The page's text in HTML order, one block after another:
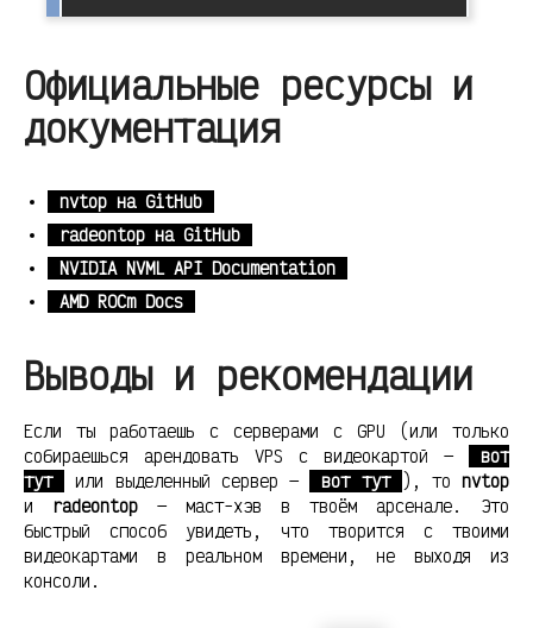
Официальные ресурсы и
документация
nvtop на GitHub
radeontop на GitHub
NVIDIA NVML API Documentation
AMD ROCm Docs
Выводы и рекомендации
Если ты работаешь с серверами с GPU (или только
собираешься арендовать VPS с видеокартой —
вот
тут
или выделенный сервер — вот тут ), то nvtop
и radeontop — маст-хэв в твоём арсенале. Это
быстрый способ увидеть, что творится с твоими
видеокартами в реальном времени, не выходя из
консоли.